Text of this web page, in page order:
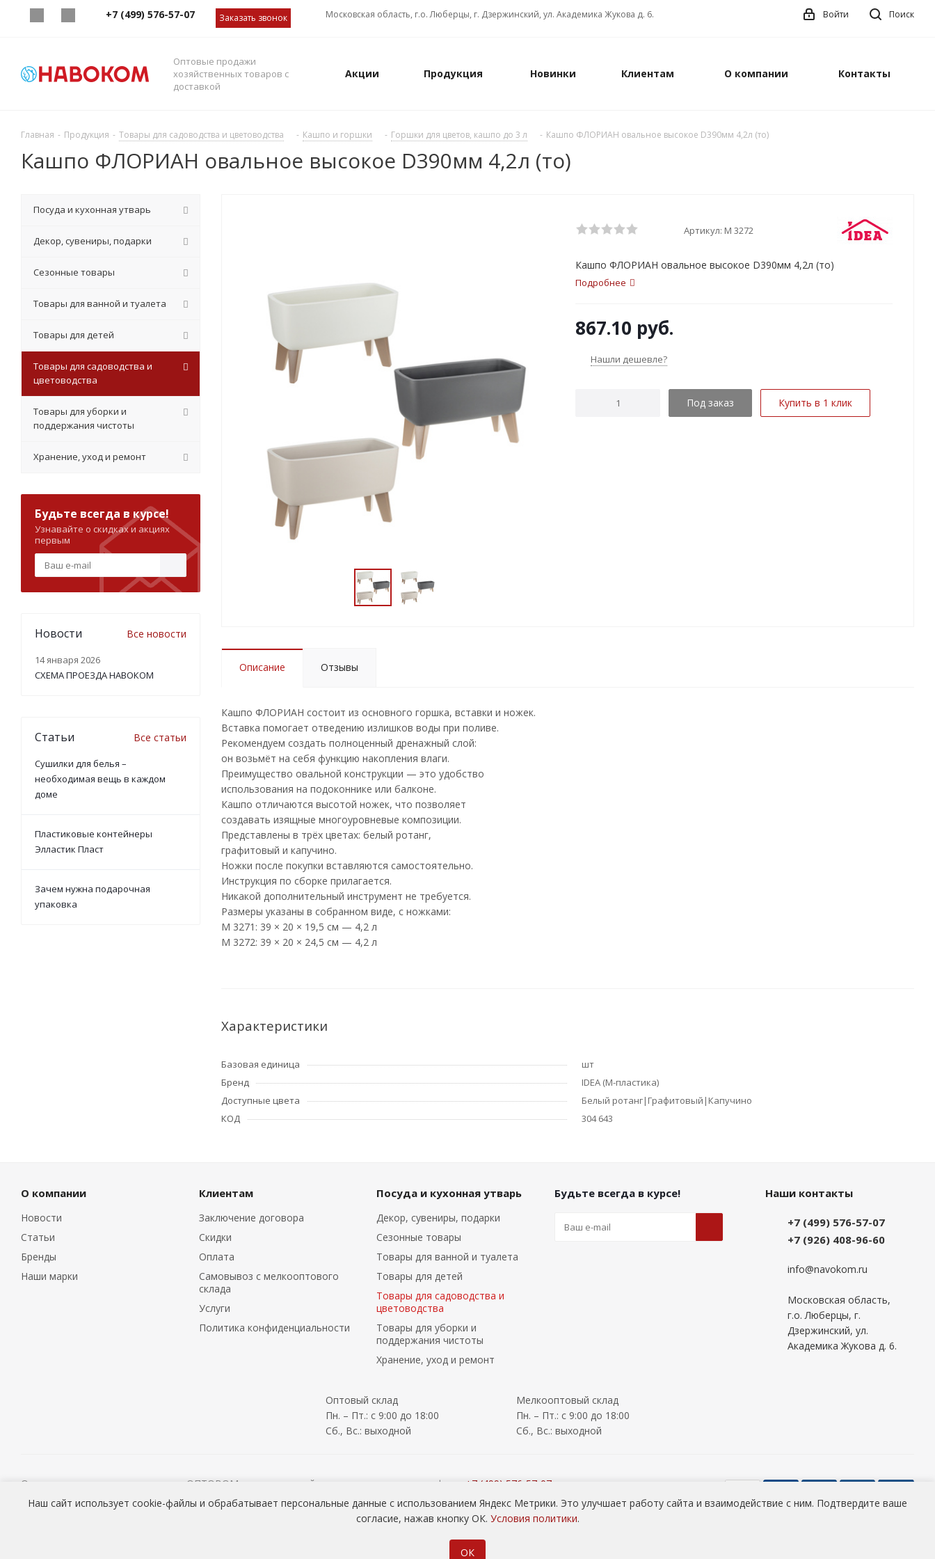
+7 (499) 576-57-07 Заказать звонок Московская область, г.о. Люберцы, г. Дзержинский, ул. Академика Жукова д. 6. Поиск
Войти
Оптовые продажи
хозяйственных товаров с
доставкой
Акции Продукция Новинки Клиентам О компании Контакты
Главная - Продукция - Товары для садоводства и цветоводства - Кашпо и горшки - Горшки для цветов, кашпо до 3 л - Кашпо ФЛОРИАН овальное высокое D390мм 4,2л (то)
Кашпо ФЛОРИАН овальное высокое D390мм 4,2л (то)
Артикул: М 3272
Кашпо ФЛОРИАН овальное высокое D390мм 4,2л (то)
Подробнее
867.10 руб.
Нашли дешевле?
Под заказ Купить в 1 клик
Описание Отзывы
Кашпо ФЛОРИАН состоит из основного горшка, вставки и ножек.
Вставка помогает отведению излишков воды при поливе.
Рекомендуем создать полноценный дренажный слой:
он возьмёт на себя функцию накопления влаги.
Преимущество овальной конструкции — это удобство
использования на подоконнике или балконе.
Кашпо отличаются высотой ножек, что позволяет
создавать изящные многоуровневые композиции.
Представлены в трёх цветах: белый ротанг,
графитовый и капучино.
Ножки после покупки вставляются самостоятельно.
Инструкция по сборке прилагается.
Никакой дополнительный инструмент не требуется.
Размеры указаны в собранном виде, с ножками:
М 3271: 39 × 20 × 19,5 см — 4,2 л
М 3272: 39 × 20 × 24,5 см — 4,2 л
Характеристики
Базовая единица
шт
Бренд
IDEA (М-пластика)
Доступные цвета
Белый ротанг|Графитовый|Капучино
КОД
304 643
Посуда и кухонная утварь
Декор, сувениры, подарки
Сезонные товары
Товары для ванной и туалета
Товары для детей
Товары для садоводства и
цветоводства
Товары для уборки и
поддержания чистоты
Хранение, уход и ремонт
Будьте всегда в курсе!
Узнавайте о скидках и акциях
первым
Новости Все новости
14 января 2026
СХЕМА ПРОЕЗДА НАВОКОМ
Статьи Все статьи
Сушилки для белья –
необходимая вещь в каждом
доме
Пластиковые контейнеры
Элластик Пласт
Зачем нужна подарочная
упаковка
О компании
Новости
Статьи
Бренды
Наши марки
Клиентам
Заключение договора
Скидки
Оплата
Самовывоз с мелкооптового
склада
Услуги
Политика конфиденциальности
Посуда и кухонная утварь
Декор, сувениры, подарки
Сезонные товары
Товары для ванной и туалета
Товары для детей
Товары для садоводства и
цветоводства
Товары для уборки и
поддержания чистоты
Хранение, уход и ремонт
Будьте всегда в курсе! Наши контакты
+7 (499) 576-57-07
+7 (926) 408-96-60
info@navokom.ru
Московская область,
г.о. Люберцы, г.
Дзержинский, ул.
Академика Жукова д. 6.
Оптовый склад
Пн. – Пт.: с 9:00 до 18:00
Сб., Вс.: выходной
Мелкооптовый склад
Пн. – Пт.: с 9:00 до 18:00
Сб., Вс.: выходной
О наличии и стоимости товара на ОПТОВОМ складе уточняйте у менеджеров по телефону:
+7 (499) 576-57-07
Консультации продавцов МЕЛКООПТОВОГО склада (Cash&Carry) по телефону:+7 (926) 408-96-60
2026 © ООО «НАВОКОМ» - хозтовары, посуда и товары для сада ОПТОМ
Наш сайт использует cookie-файлы и обрабатывает персональные данные с использованием Яндекс Метрики. Это улучшает работу сайта и взаимодействие с ним. Подтвердите ваше
согласие, нажав кнопку ОК. Условия политики.
ОК